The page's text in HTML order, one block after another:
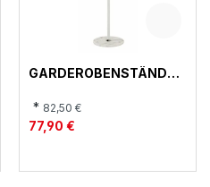
GARDEROBENSTÄNDER
* 82,50 €
77,90 €